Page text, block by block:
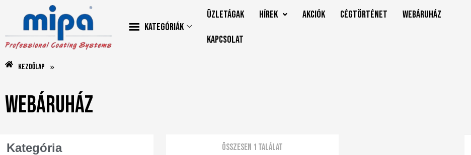
Kategóriák
Üzletágak Hírek Akciók Cégtörténet Webáruház
Kapcsolat
Kezdőlap »
Webáruház
Kategória Összesen 1 találat